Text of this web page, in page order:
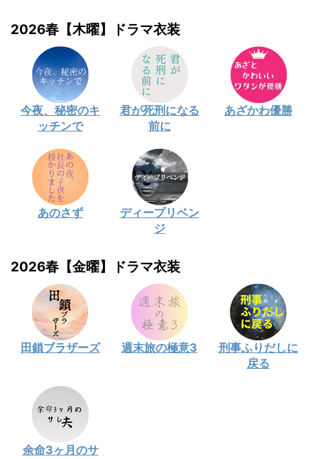
2026春【木曜】ドラマ衣装
今夜、秘密のキ
ッチンで
君が死刑になる
前に
あざかわ優勝
あのさず
ディープリベン
ジ
2026春【金曜】ドラマ衣装
田鎖ブラザーズ 週末旅の極意3
刑事ふりだしに
戻る
余命3ヶ月のサ